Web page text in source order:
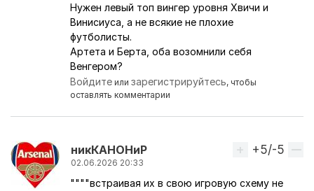
Нужен левый топ вингер уровня Хвичи и
Винисиуса, а не всякие не плохие
футболисты.
Артета и Берта, оба возомнили себя
Венгером?
Войдите илизарегистрируйтесь, чтобы
оставлять комментарии
никКАНОНиР
02.06.2026 20:33
Вверх
+5/-5
""""встраивая их в свою игровую схему не